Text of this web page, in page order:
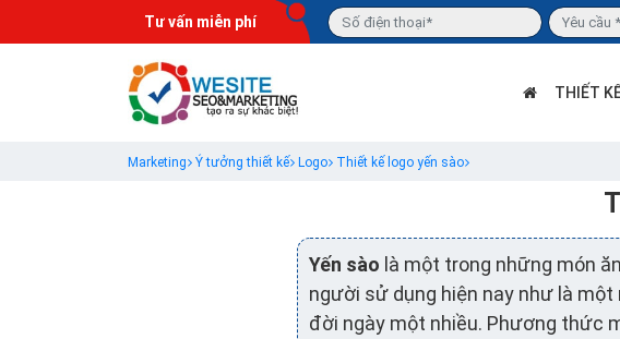
Tư vấn miễn phí
THIẾT
Marketing Ý tưởng thiết kế Logo Thiết kế logo yến sào
Yến sào là một trong những món
người sử dụng hiện nay như là
đời ngày một nhiều. Phương thức